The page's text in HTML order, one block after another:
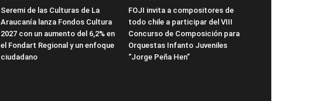
Seremi de las Culturas de La
Araucanía lanza Fondos Cultura
2027 con un aumento del 6,2% en
el Fondart Regional y un enfoque
ciudadano
FOJI invita a compositores de
todo chile a participar del VIII
Concurso de Composición para
Orquestas Infanto Juveniles
“Jorge Peña Hen”